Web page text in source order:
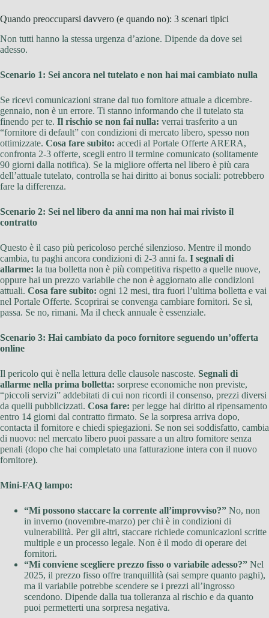
Quando preoccuparsi davvero (e quando no): 3 scenari tipici
Non tutti hanno la stessa urgenza d’azione. Dipende da dove sei
adesso.
Scenario 1: Sei ancora nel tutelato e non hai mai cambiato nulla
Se ricevi comunicazioni strane dal tuo fornitore attuale a dicembre-
gennaio, non è un errore. Ti stanno informando che il tutelato sta
finendo per te. Il rischio se non fai nulla: verrai trasferito a un
“fornitore di default” con condizioni di mercato libero, spesso non
ottimizzate. Cosa fare subito: accedi al Portale Offerte ARERA,
confronta 2-3 offerte, scegli entro il termine comunicato (solitamente
90 giorni dalla notifica). Se la migliore offerta nel libero è più cara
dell’attuale tutelato, controlla se hai diritto ai bonus sociali: potrebbero
fare la differenza.
Scenario 2: Sei nel libero da anni ma non hai mai rivisto il
contratto
Questo è il caso più pericoloso perché silenzioso. Mentre il mondo
cambia, tu paghi ancora condizioni di 2-3 anni fa. I segnali di
allarme: la tua bolletta non è più competitiva rispetto a quelle nuove,
oppure hai un prezzo variabile che non è aggiornato alle condizioni
attuali. Cosa fare subito: ogni 12 mesi, tira fuori l’ultima bolletta e vai
nel Portale Offerte. Scoprirai se convenga cambiare fornitori. Se sì,
passa. Se no, rimani. Ma il check annuale è essenziale.
Scenario 3: Hai cambiato da poco fornitore seguendo un’offerta
online
Il pericolo qui è nella lettura delle clausole nascoste. Segnali di
allarme nella prima bolletta: sorprese economiche non previste,
“piccoli servizi” addebitati di cui non ricordi il consenso, prezzi diversi
da quelli pubblicizzati. Cosa fare: per legge hai diritto al ripensamento
entro 14 giorni dal contratto firmato. Se la sorpresa arriva dopo,
contacta il fornitore e chiedi spiegazioni. Se non sei soddisfatto, cambia
di nuovo: nel mercato libero puoi passare a un altro fornitore senza
penali (dopo che hai completato una fatturazione intera con il nuovo
fornitore).
Mini-FAQ lampo:
“Mi possono staccare la corrente all’improvviso?” No, non
in inverno (novembre-marzo) per chi è in condizioni di
vulnerabilità. Per gli altri, staccare richiede comunicazioni scritte
multiple e un processo legale. Non è il modo di operare dei
fornitori.
“Mi conviene scegliere prezzo fisso o variabile adesso?” Nel
2025, il prezzo fisso offre tranquillità (sai sempre quanto paghi),
ma il variabile potrebbe scendere se i prezzi all’ingrosso
scendono. Dipende dalla tua tolleranza al rischio e da quanto
puoi permetterti una sorpresa negativa.